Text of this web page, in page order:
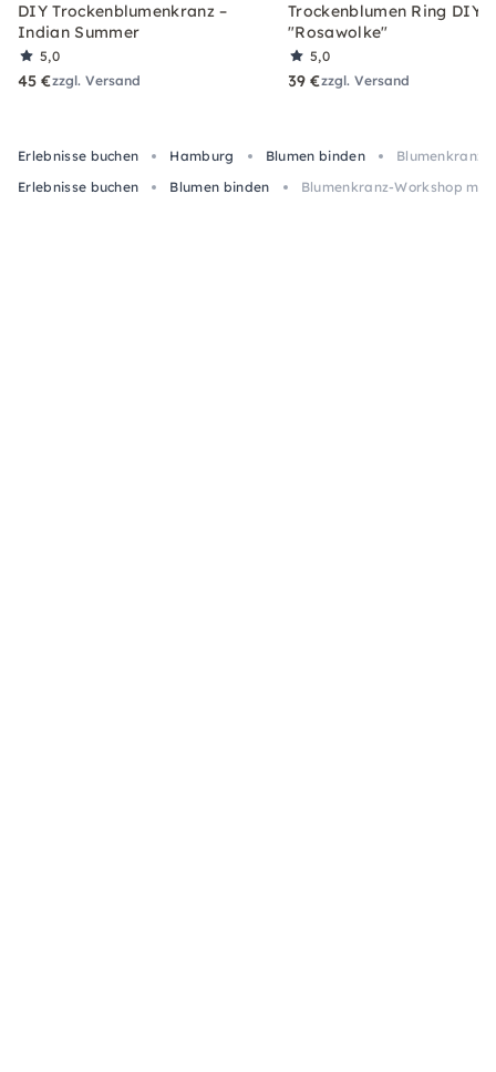
DIY Trockenblumenkranz –
Indian Summer
5,0
45 €zzgl. Versand
Trockenblumen Ring DIY-
"Rosawolke"
5,0
39 €zzgl. Versand
Erlebnisse buchen Hamburg Blumen binden
Erlebnisse buchen
Blumen binden Blumenkranz-Workshop